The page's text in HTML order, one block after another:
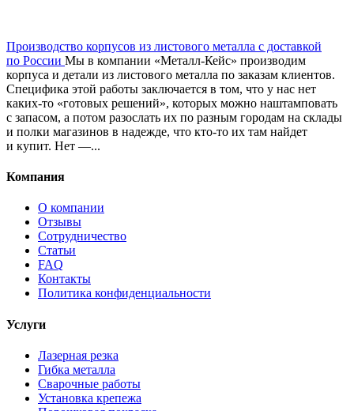
Производство корпусов из листового металла с доставкой
по России Мы в компании «Металл‑Кейс» производим
корпуса и детали из листового металла по заказам клиентов.
Специфика этой работы заключается в том, что у нас нет
каких‑то «готовых решений», которых можно наштамповать
с запасом, а потом разослать их по разным городам на склады
и полки магазинов в надежде, что кто‑то их там найдет
и купит. Нет —...
Компания
О компании
Отзывы
Сотрудничество
Статьи
FAQ
Контакты
Политика конфиденциальности
Услуги
Лазерная резка
Гибка металла
Сварочные работы
Установка крепежа